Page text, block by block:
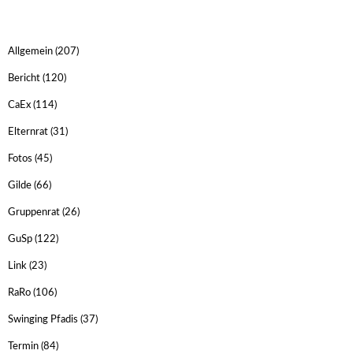
Allgemein (207)
Bericht (120)
CaEx (114)
Elternrat (31)
Fotos (45)
Gilde (66)
Gruppenrat (26)
GuSp (122)
Link (23)
RaRo (106)
Swinging Pfadis (37)
Termin (84)